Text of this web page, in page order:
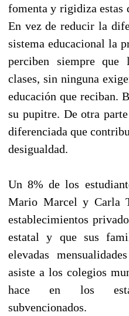
fomenta y rigidiza estas
En vez de reducir la
sistema educacional la
perciben siempre que
clases, sin ninguna
educación que reciban.
su pupitre. De otra
diferenciada que
desigualdad.
Un 8% de los
Mario Marcel y Carla
establecimientos
estatal y que sus
elevadas
asiste a los colegios
hace en los
subvencionados.